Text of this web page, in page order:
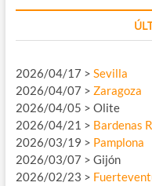
2026/04/17 > Sevilla
2026/04/07 > Zaragoza
2026/04/05 > Olite
2026/04/21 > Bardenas
2026/03/19 > Pamplona
2026/03/07 > Gijón
2026/02/23 >